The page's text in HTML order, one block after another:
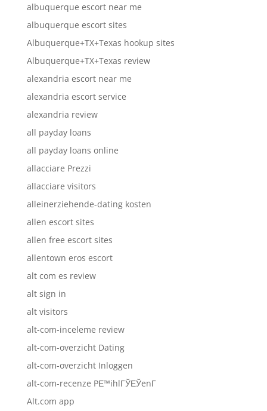
albuquerque escort near me
albuquerque escort sites
Albuquerque+TX+Texas hookup sites
Albuquerque+TX+Texas review
alexandria escort near me
alexandria escort service
alexandria review
all payday loans
all payday loans online
allacciare Prezzi
allacciare visitors
alleinerziehende-dating kosten
allen escort sites
allen free escort sites
allentown eros escort
alt com es review
alt sign in
alt visitors
alt-com-inceleme review
alt-com-overzicht Dating
alt-com-overzicht Inloggen
alt-com-recenze PЕ™ihlГЎЕЎenГ­
Alt.com app